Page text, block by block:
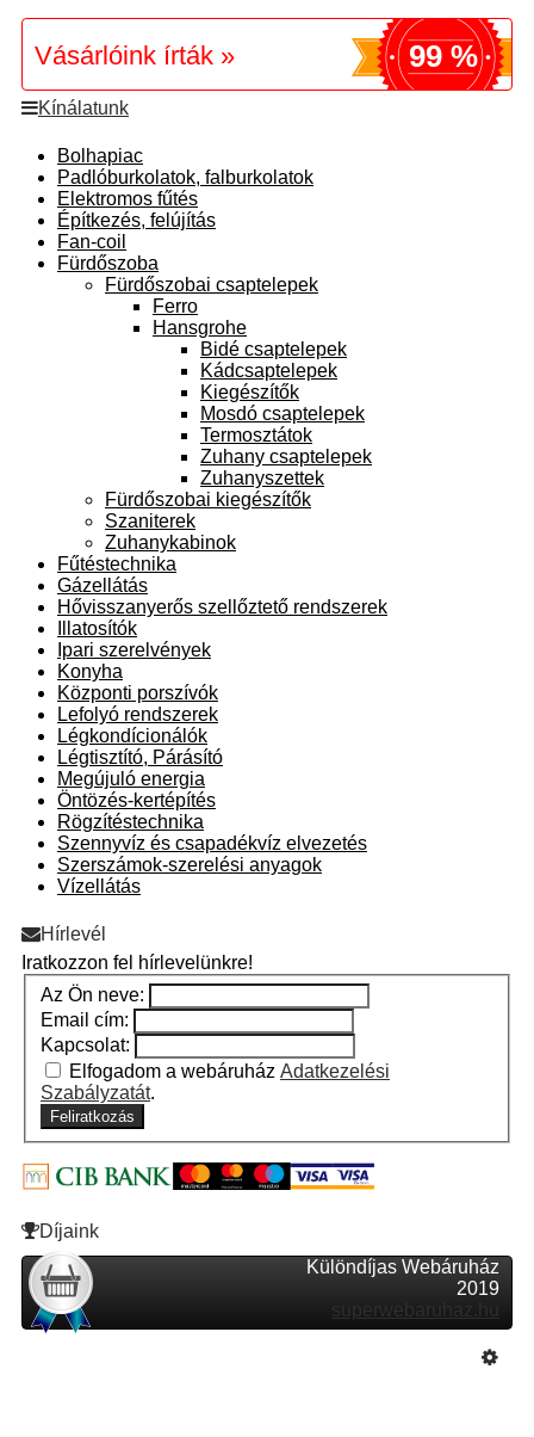
Vásárlóink írták » 99 %
Kínálatunk
Bolhapiac
Padlóburkolatok, falburkolatok
Elektromos fűtés
Építkezés, felújítás
Fan-coil
Fürdőszoba
Fürdőszobai csaptelepek
Ferro
Hansgrohe
Bidé csaptelepek
Kádcsaptelepek
Kiegészítők
Mosdó csaptelepek
Termosztátok
Zuhany csaptelepek
Zuhanyszettek
Fürdőszobai kiegészítők
Szaniterek
Zuhanykabinok
Fűtéstechnika
Gázellátás
Hővisszanyerős szellőztető rendszerek
Illatosítók
Ipari szerelvények
Konyha
Központi porszívók
Lefolyó rendszerek
Légkondícionálók
Légtisztító, Párásító
Megújuló energia
Öntözés-kertépítés
Rögzítéstechnika
Szennyvíz és csapadékvíz elvezetés
Szerszámok-szerelési anyagok
Vízellátás
Hírlevél
Iratkozzon fel hírlevelünkre!
Az Ön neve:
Email cím:
Kapcsolat:
Elfogadom a webáruház Adatkezelési
Szabályzatát.
Feliratkozás
Díjaink
Különdíjas Webáruház
2019